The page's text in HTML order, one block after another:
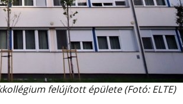
felújított épülete (Fotó: ELTE)